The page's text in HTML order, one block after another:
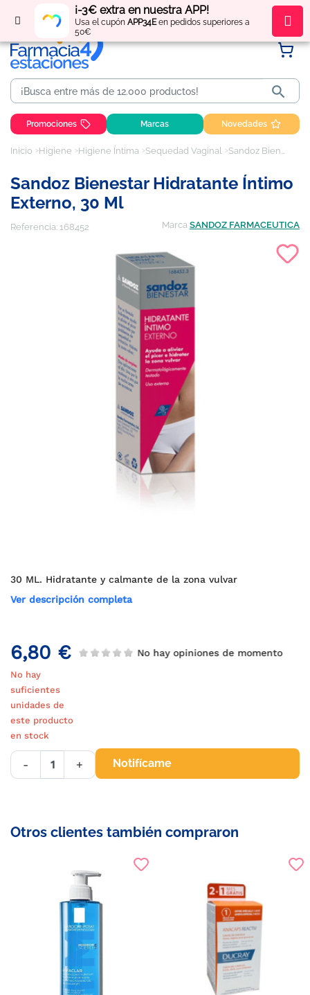
¡-3€ extra en nuestra APP!
Usa el cupón APP34Een pedidos superiores a
50€
Regístratey obténpuntos por tus compras

Promociones Marcas Novedades
Inicio Higiene Higiene Íntima Sequedad Vaginal Sandoz Bienestar Hidratante Íntimo Externo, 30 ml
Sandoz Bienestar Hidratante Íntimo
Externo, 30 Ml
Referencia: 168452 Marca SANDOZ FARMACEUTICA
30 ML. Hidratante y calmante de la zona vulvar
Ver descripción completa
6,80 € No hay opiniones de momento
No hay
suficientes
unidades de
este producto
en stock
- + Notifícame
Otros clientes también compraron